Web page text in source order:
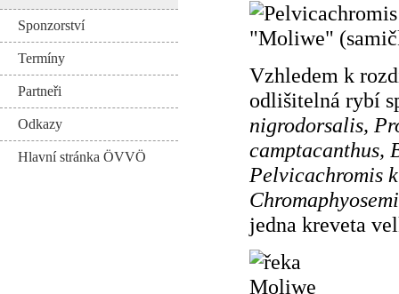
Sponzorství
Termíny
Partneři
Odkazy
Hlavní stránka ÖVVÖ
Vzhledem k
odlišitelná rybí
nigrodorsalis,
camptacanthus,
Pelvicachromis
jedna kreveta